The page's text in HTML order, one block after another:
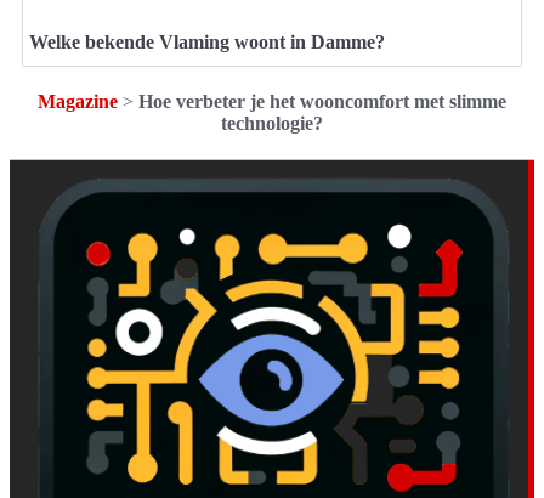
Welke bekende Vlaming woont in Damme?
Magazine > Hoe verbeter je het wooncomfort met slimme
technologie?